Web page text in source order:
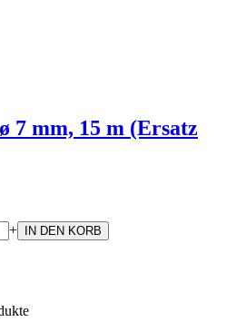
7 mm, 15 m (Ersatz
+